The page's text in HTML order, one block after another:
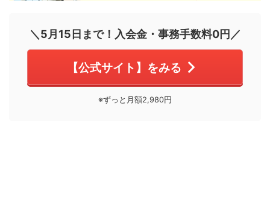
＼5月15日まで！入会金・事務手数料0円／
【公式サイト】をみる
※ずっと月額2,980円